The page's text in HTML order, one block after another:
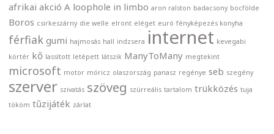
afrikai akció A loophole in limbo aron ralston badacsony bocfölde
Boros csirkeszárny die welle elront eléget euró fényképezés konyha
férfiak gumi hajmosás hall indzsera internet kevegabi
körtér kő lassított letépett látszik ManyToMany megtekint
microsoft motor móricz olaszország panasz regénye seb szegény
szerver szivatás szöveg szürreális tartalom trükközés tuja
tököm tűzijáték zárlat